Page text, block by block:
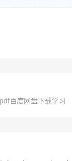
百度网盘下载学习